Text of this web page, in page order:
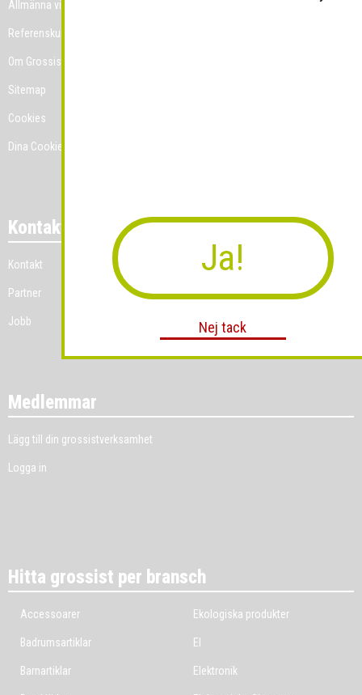
Allmänna villkor
Referenskunder
Om Grossist.se
Sitemap
Cookies
Dina Cookie-prefenser
Kontakt
Kontakt
Partner
Jobb
Medlemmar
Lägg till din grossistverksamhet
Logga in
Hitta grossist per bransch
Accessoarer
Badrumsartiklar
Barnartiklar
Ekologiska produkter
El
Elektronik
Ja!
Nej tack